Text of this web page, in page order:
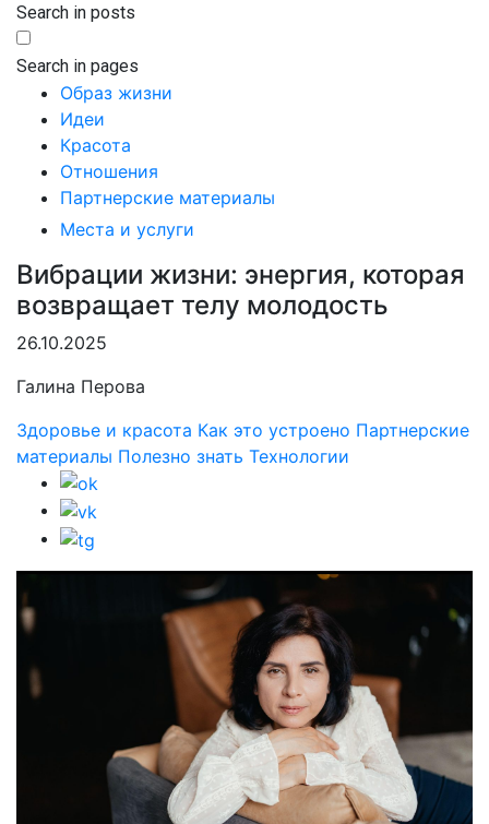
Search in posts
Search in pages
Образ жизни
Идеи
Красота
Отношения
Партнерские материалы
Места и услуги
Вибрации жизни: энергия, которая
возвращает телу молодость
26.10.2025
Галина Перова
Здоровье и красота Как это устроено Партнерские
материалы Полезно знать Технологии